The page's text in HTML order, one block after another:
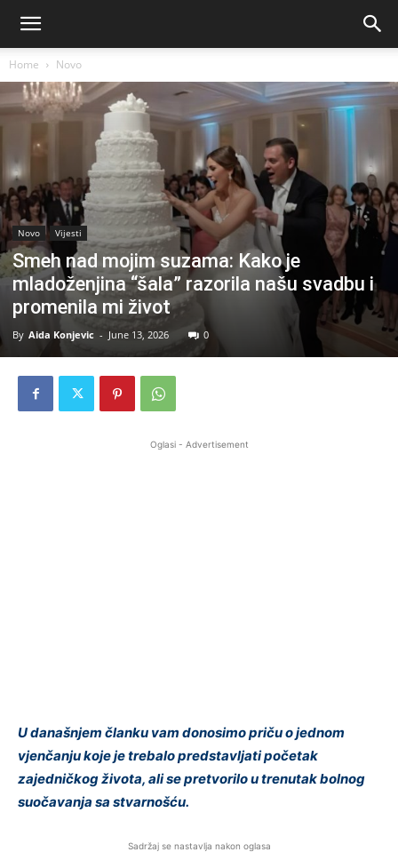
Home Novo
Novo Vijesti
Smeh nad mojim suzama: Kako je
mladoženjina “šala” razorila našu svadbu i
promenila mi život
By Aida Konjevic - June 13, 2026 0
Oglasi - Advertisement
U današnjem članku vam donosimo priču o jednom
vjenčanju koje je trebalo predstavljati početak
zajedničkog života, ali se pretvorilo u trenutak bolnog
suočavanja sa stvarnošću.
Sadržaj se nastavlja nakon oglasa